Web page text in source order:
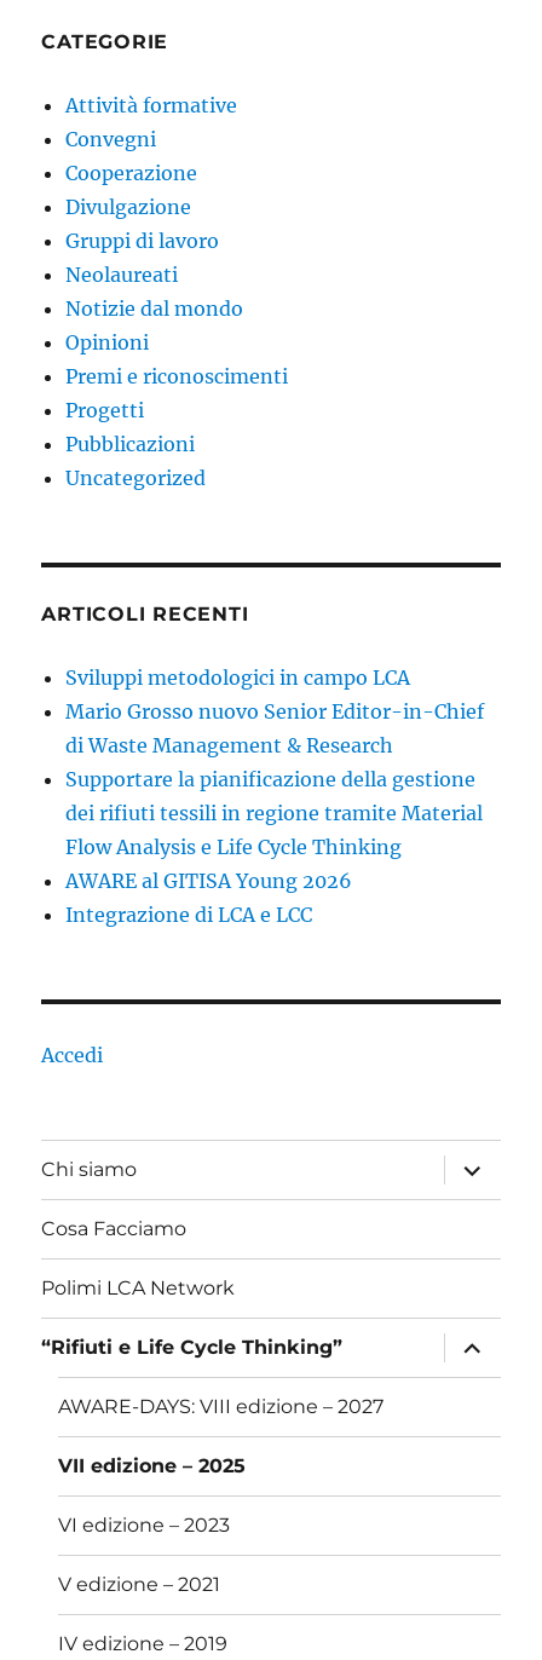
CATEGORIE
Attività formative
Convegni
Cooperazione
Divulgazione
Gruppi di lavoro
Neolaureati
Notizie dal mondo
Opinioni
Premi e riconoscimenti
Progetti
Pubblicazioni
Uncategorized
ARTICOLI RECENTI
Sviluppi metodologici in campo LCA
Mario Grosso nuovo Senior Editor-in-Chief
di Waste Management & Research
Supportare la pianificazione della gestione
dei rifiuti tessili in regione tramite Material
Flow Analysis e Life Cycle Thinking
AWARE al GITISA Young 2026
Integrazione di LCA e LCC
Accedi
Chi siamo
apri
i
menu
Cosa Facciamo
Polimi LCA Network
“Rifiuti e Life Cycle Thinking”
apri
i
menu
AWARE-DAYS: VIII edizione – 2027
VII edizione – 2025
VI edizione – 2023
V edizione – 2021
IV edizione – 2019